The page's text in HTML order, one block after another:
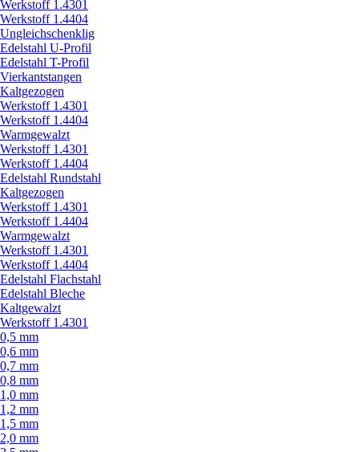
Werkstoff 1.4301
Werkstoff 1.4404
Ungleichschenklig
Edelstahl U-Profil
Edelstahl T-Profil
Vierkantstangen
Kaltgezogen
Werkstoff 1.4301
Werkstoff 1.4404
Warmgewalzt
Werkstoff 1.4301
Werkstoff 1.4404
Edelstahl Rundstahl
Kaltgezogen
Werkstoff 1.4301
Werkstoff 1.4404
Warmgewalzt
Werkstoff 1.4301
Werkstoff 1.4404
Edelstahl Flachstahl
Edelstahl Bleche
Kaltgewalzt
Werkstoff 1.4301
0,5 mm
0,6 mm
0,7 mm
0,8 mm
1,0 mm
1,2 mm
1,5 mm
2,0 mm